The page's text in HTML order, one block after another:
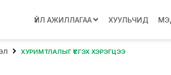
ҮЙЛ АЖИЛЛАГАА ХУУЛЬЧИД
ХУРИМТЛАЛЫГ ҮҮСГЭХ ХЭРЭГЦЭЭ